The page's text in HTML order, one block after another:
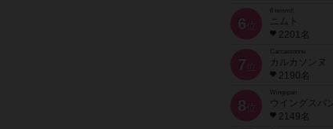
6 位
ニムト
2201名
7 位
Carcassonne
カルカソンヌ
2190名
8 位
Wingspan
ウイングスパン
2149名